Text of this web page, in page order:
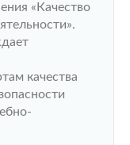
«Качество
качества